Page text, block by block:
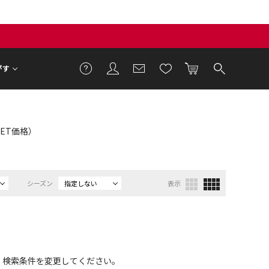
す
価格）
シーズン 指定しない 表示
索条件を変更してください。